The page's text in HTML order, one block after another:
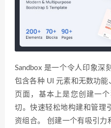
Sandbox 是一个令人印象深
包含各种 UI 元素和无数功
页面，基本上是您创建一
切。快速轻松地构建和管理
资组合。 创建一个有吸引力